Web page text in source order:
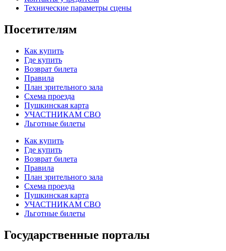
Технические параметры сцены
Посетителям
Как купить
Где купить
Возврат билета
Правила
План зрительного зала
Схема проезда
Пушкинская карта
УЧАСТНИКАМ СВО
Льготные билеты
Как купить
Где купить
Возврат билета
Правила
План зрительного зала
Схема проезда
Пушкинская карта
УЧАСТНИКАМ СВО
Льготные билеты
Государственные порталы